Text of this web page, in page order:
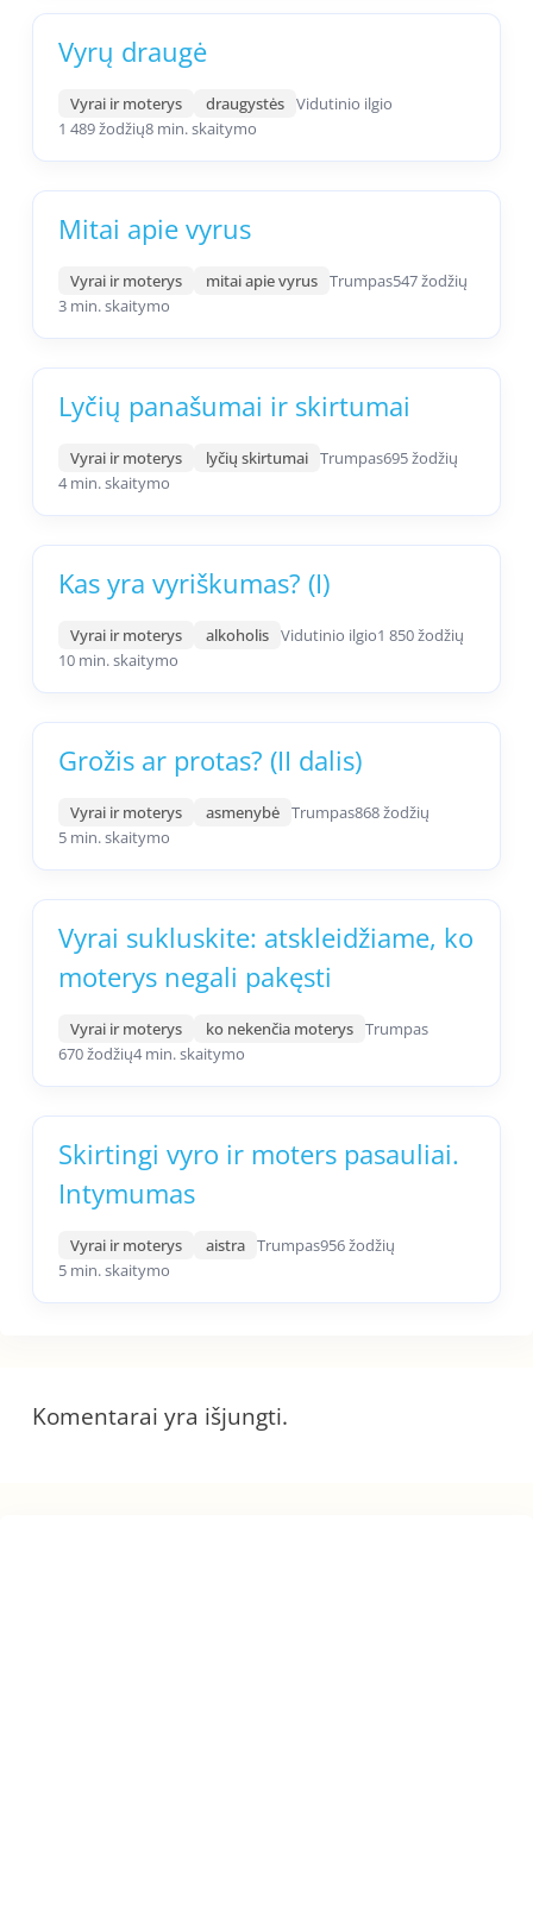
Vyrų draugė
Vyrai ir moterys draugystės Vidutinio ilgio
1 489 žodžių8 min. skaitymo
Mitai apie vyrus
Vyrai ir moterys mitai apie vyrus Trumpas547 žodžių
3 min. skaitymo
Lyčių panašumai ir skirtumai
Vyrai ir moterys lyčių skirtumai Trumpas695 žodžių
4 min. skaitymo
Kas yra vyriškumas? (I)
Vyrai ir moterys alkoholis Vidutinio ilgio1 850 žodžių
10 min. skaitymo
Grožis ar protas? (II dalis)
Vyrai ir moterys asmenybė Trumpas868 žodžių
5 min. skaitymo
Vyrai sukluskite: atskleidžiame, ko
moterys negali pakęsti
Vyrai ir moterys ko nekenčia moterys Trumpas
670 žodžių4 min. skaitymo
Skirtingi vyro ir moters pasauliai.
Intymumas
Vyrai ir moterys aistra Trumpas956 žodžių
5 min. skaitymo
Komentarai yra išjungti.